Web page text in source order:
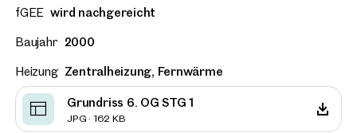
fGEE wird nachgereicht
Baujahr 2000
Heizung Zentralheizung, Fernwärme
Grundriss 6. OG STG 1
JPG · 162 KB